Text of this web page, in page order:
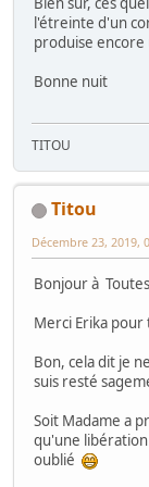
l'étreinte d'un
produise encore
Bonne nuit
TITOU
Titou
Décembre 23, 2019,
Bonjour à
Merci Erika
Bon, cela dit je
suis resté
Soit Madame a
qu'une libération
oublié